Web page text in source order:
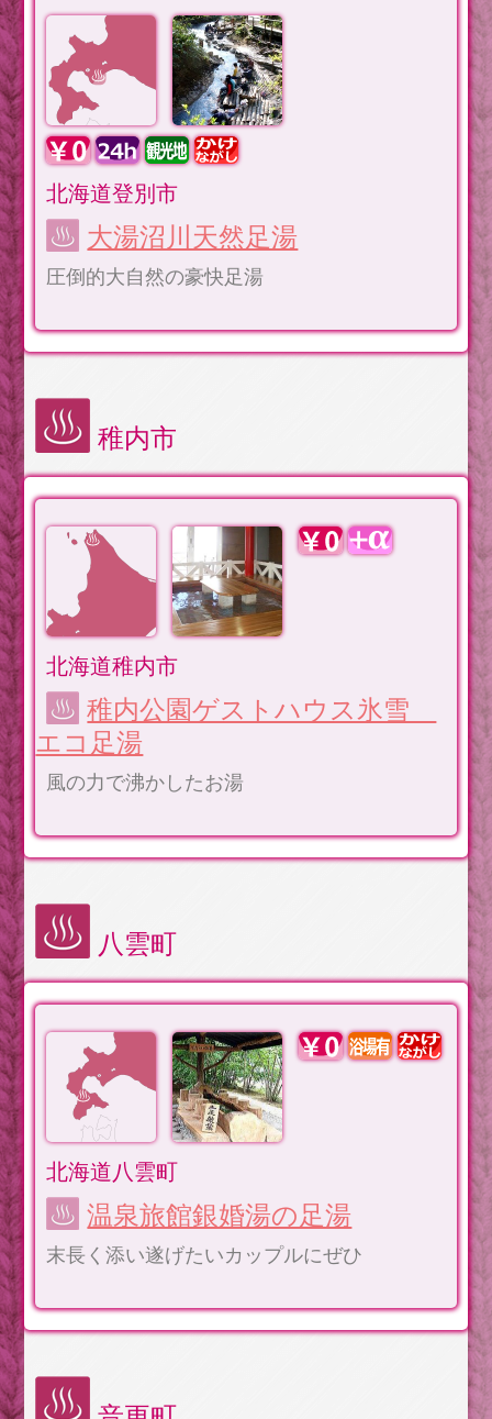
北海道登別市
大湯沼川天然足湯
圧倒的大自然の豪快足湯
稚内市
北海道稚内市
稚内公園ゲストハウス氷雪
エコ足湯
風の力で沸かしたお湯
八雲町
北海道八雲町
温泉旅館銀婚湯の足湯
末長く添い遂げたいカップルにぜひ